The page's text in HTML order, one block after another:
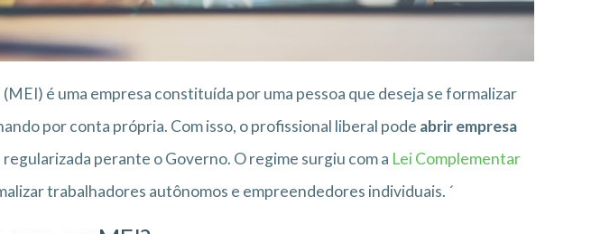
(MEI) é uma empresa constituída por uma pessoa que deseja se formalizar
por conta própria. Com isso, o profissional liberal pode abrir empresa
perante o Governo. O regime surgiu com a Lei Complementar
trabalhadores autônomos e empreendedores individuais. ´